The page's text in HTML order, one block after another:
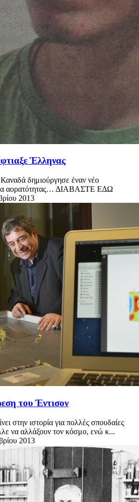
Έλληνας
δημιούργησε έναν νέο
αορατότητας… ΔΙΑΒΑΣΤΕ ΕΔΩ
2013
του Έντισον
στην ιστορία για πολλές σπουδαίες
να αλλάξουν τον κόσμο, ενώ κ...
2013